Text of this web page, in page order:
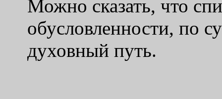
Можно сказать, что
обусловленности, по
духовный путь.